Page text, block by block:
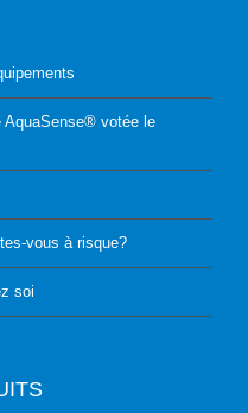
AquaSense® votée le
vous à risque?
soi